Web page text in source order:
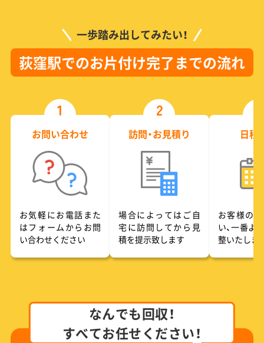
一歩踏み出してみたい！
荻窪駅でのお片付け完了までの流れ
1
お問い合わせ
お気軽にお電話また
はフォームからお問
い合わせください
2
訪問・お見積り
場合によってはご自
宅に訪問してから見
積を提示致します
日程
お客様の
い、一番よ
整いたしま
なんでも回収！
すべてお任せください！